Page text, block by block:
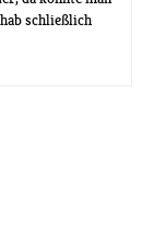
schließlich